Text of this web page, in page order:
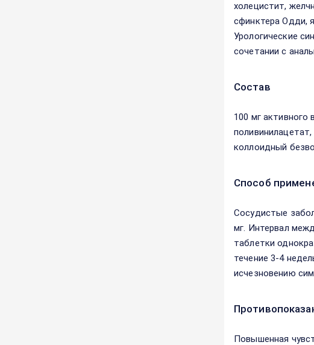
холецистит,
сфинктера Одди,
Урологические
сочетании с
Состав
100 мг
коллоидный
Способ
Сосудистые
мг. Интервал
таблетки
течение 3-4
исчезновению
Повышенная